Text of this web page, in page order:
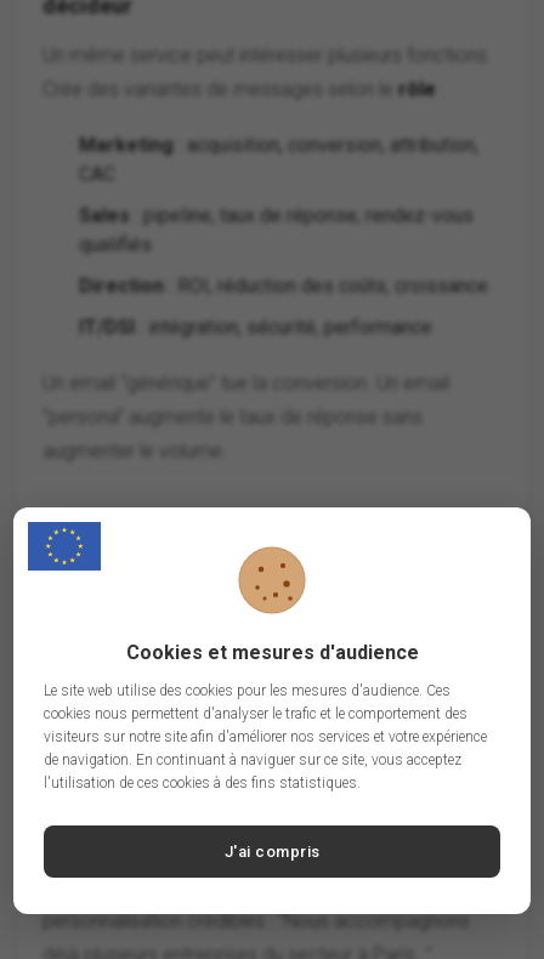
Crée des variantes de messages selon le rôle
Marketing : acquisition, conversion, attribution,
CAC
Sales : pipeline, taux de réponse, rendez-vous
qualifiés
Direction : ROI, réduction des coûts, croissance
: intégration, sécurité, performance
“persona” augmente le taux de réponse sans
Segmentation géographique : Paris intra-
muros et micro-zones
Selon ton activité, tu peux aller plus loin que “Paris
arrondissements (ex. 2e/9e pour certaines
activités tertiaires)
zones d’affaires (La Défense est hors 75, mais
peut être un segment voisin)
clusters (tech, finance, luxe, conseil)
personnalisation crédibles : “Nous accompagnons
Cookies et mesures d'audience
Le site web utilise des cookies pour les mesures d'audience. Ces
cookies nous permettent d'analyser le trafic et le comportement des
visiteurs sur notre site afin d'améliorer nos services et votre expérience
de navigation. En continuant à naviguer sur ce site, vous acceptez
l'utilisation de ces cookies à des fins statistiques.
J'ai compris